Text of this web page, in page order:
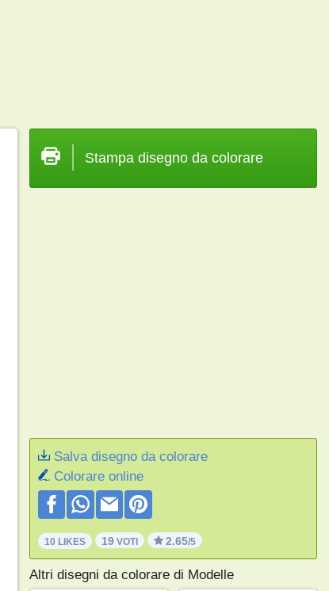
Stampa disegno da colorare
Salva disegno da colorare
Colorare online
10 LIKES 19VOTI 2.65/5
Altri disegni da colorare di Modelle